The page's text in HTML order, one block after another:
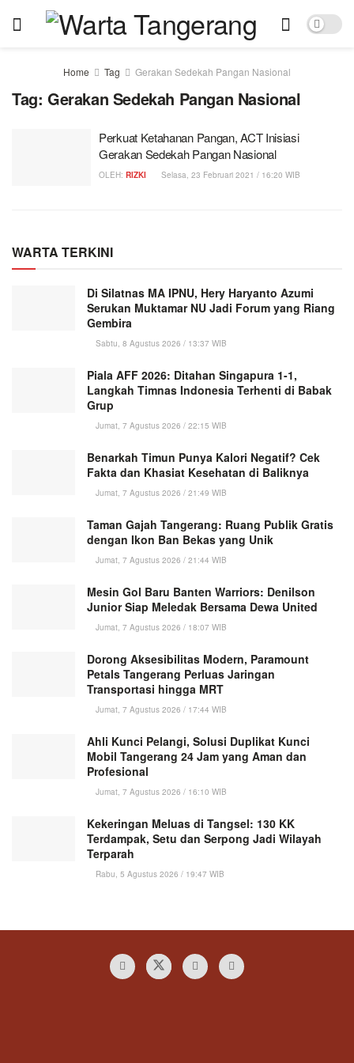
Home Tag Gerakan Sedekah Pangan Nasional
Tag: Gerakan Sedekah Pangan Nasional
Perkuat Ketahanan Pangan, ACT Inisiasi
Gerakan Sedekah Pangan Nasional
OLEH: RIZKI Selasa, 23 Februari 2021 / 16:20 WIB
WARTA TERKINI
Di Silatnas MA IPNU, Hery Haryanto Azumi
Serukan Muktamar NU Jadi Forum yang Riang
Gembira
Sabtu, 8 Agustus 2026 / 13:37 WIB
Piala AFF 2026: Ditahan Singapura 1-1,
Langkah Timnas Indonesia Terhenti di Babak
Grup
Jumat, 7 Agustus 2026 / 22:15 WIB
Benarkah Timun Punya Kalori Negatif? Cek
Fakta dan Khasiat Kesehatan di Baliknya
Jumat, 7 Agustus 2026 / 21:49 WIB
Taman Gajah Tangerang: Ruang Publik Gratis
dengan Ikon Ban Bekas yang Unik
Jumat, 7 Agustus 2026 / 21:44 WIB
Mesin Gol Baru Banten Warriors: Denilson
Junior Siap Meledak Bersama Dewa United
Jumat, 7 Agustus 2026 / 18:07 WIB
Dorong Aksesibilitas Modern, Paramount
Petals Tangerang Perluas Jaringan
Transportasi hingga MRT
Jumat, 7 Agustus 2026 / 17:44 WIB
Ahli Kunci Pelangi, Solusi Duplikat Kunci
Mobil Tangerang 24 Jam yang Aman dan
Profesional
Jumat, 7 Agustus 2026 / 16:10 WIB
Kekeringan Meluas di Tangsel: 130 KK
Terdampak, Setu dan Serpong Jadi Wilayah
Terparah
Rabu, 5 Agustus 2026 / 19:47 WIB